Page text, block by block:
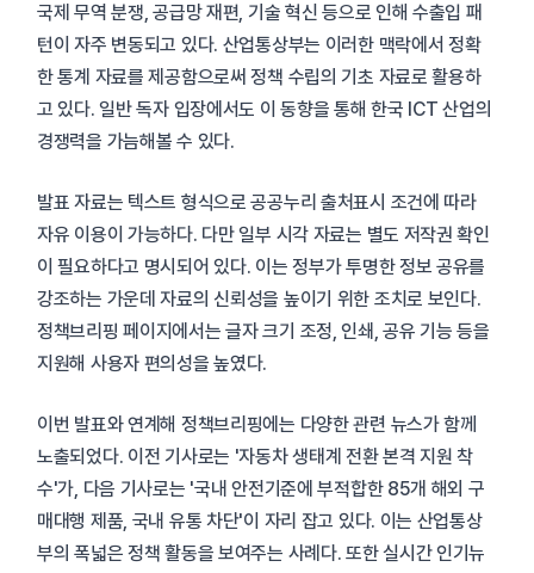
국제 무역 분쟁, 공급망 재편, 기술 혁신 등으로 인해 수출입 패
턴이 자주 변동되고 있다. 산업통상부는 이러한 맥락에서 정확
한 통계 자료를 제공함으로써 정책 수립의 기초 자료로 활용하
고 있다. 일반 독자 입장에서도 이 동향을 통해 한국 ICT 산업의
경쟁력을 가늠해볼 수 있다.
발표 자료는 텍스트 형식으로 공공누리 출처표시 조건에 따라
자유 이용이 가능하다. 다만 일부 시각 자료는 별도 저작권 확인
이 필요하다고 명시되어 있다. 이는 정부가 투명한 정보 공유를
강조하는 가운데 자료의 신뢰성을 높이기 위한 조치로 보인다.
정책브리핑 페이지에서는 글자 크기 조정, 인쇄, 공유 기능 등을
지원해 사용자 편의성을 높였다.
이번 발표와 연계해 정책브리핑에는 다양한 관련 뉴스가 함께
노출되었다. 이전 기사로는 '자동차 생태계 전환 본격 지원 착
수'가, 다음 기사로는 '국내 안전기준에 부적합한 85개 해외 구
매대행 제품, 국내 유통 차단'이 자리 잡고 있다. 이는 산업통상
부의 폭넓은 정책 활동을 보여주는 사례다. 또한 실시간 인기뉴